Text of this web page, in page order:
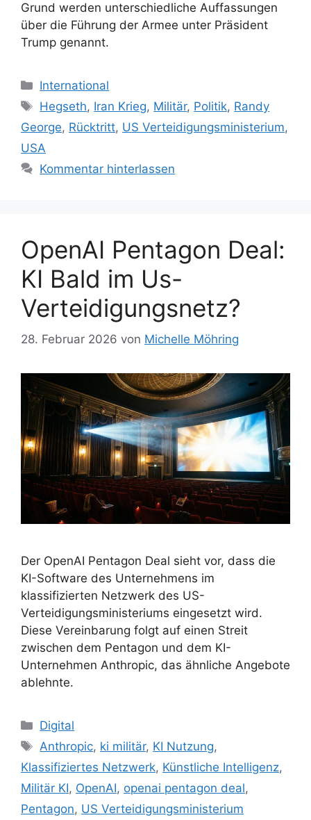
Grund werden unterschiedliche Auffassungen
über die Führung der Armee unter Präsident
Trump genannt.
Kategorien
International
Schlagwörter
Hegseth, Iran Krieg, Militär, Politik, Randy
George, Rücktritt, US Verteidigungsministerium,
USA
Kommentar hinterlassen
OpenAI Pentagon Deal:
KI Bald im Us-
Verteidigungsnetz?
28. Februar 2026 von Michelle Möhring
Der OpenAI Pentagon Deal sieht vor, dass die
KI-Software des Unternehmens im
klassifizierten Netzwerk des US-
Verteidigungsministeriums eingesetzt wird.
Diese Vereinbarung folgt auf einen Streit
zwischen dem Pentagon und dem KI-
Unternehmen Anthropic, das ähnliche Angebote
ablehnte.
Kategorien
Digital
Schlagwörter
Anthropic, ki militär, KI Nutzung,
Klassifiziertes Netzwerk, Künstliche Intelligenz,
Militär KI, OpenAI, openai pentagon deal,
Pentagon, US Verteidigungsministerium